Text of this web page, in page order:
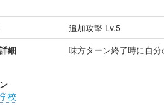
追加攻撃 Lv.5
細
味方ターン終了時に自
校